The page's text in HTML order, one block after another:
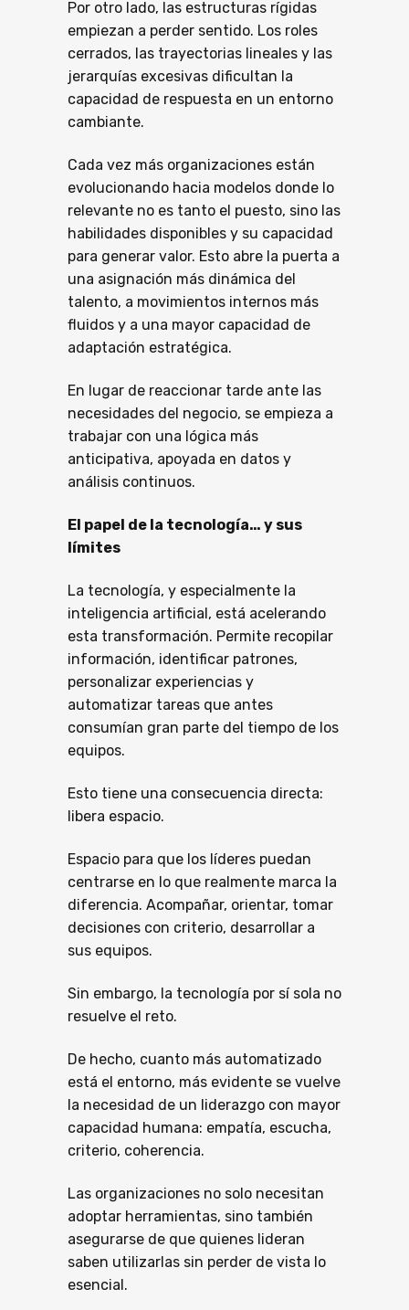
Por otro lado, las estructuras rígidas
empiezan a perder sentido. Los roles
cerrados, las trayectorias lineales y las
jerarquías excesivas dificultan la
capacidad de respuesta en un entorno
cambiante.
Cada vez más organizaciones están
evolucionando hacia modelos donde lo
relevante no es tanto el puesto, sino las
habilidades disponibles y su capacidad
para generar valor. Esto abre la puerta a
una asignación más dinámica del
talento, a movimientos internos más
fluidos y a una mayor capacidad de
adaptación estratégica.
En lugar de reaccionar tarde ante las
necesidades del negocio, se empieza a
trabajar con una lógica más
anticipativa, apoyada en datos y
análisis continuos.
El papel de la tecnología… y sus
límites
La tecnología, y especialmente la
inteligencia artificial, está acelerando
esta transformación. Permite recopilar
información, identificar patrones,
personalizar experiencias y
automatizar tareas que antes
consumían gran parte del tiempo de los
equipos.
Esto tiene una consecuencia directa:
libera espacio.
Espacio para que los líderes puedan
centrarse en lo que realmente marca la
diferencia. Acompañar, orientar, tomar
decisiones con criterio, desarrollar a
sus equipos.
Sin embargo, la tecnología por sí sola no
resuelve el reto.
De hecho, cuanto más automatizado
está el entorno, más evidente se vuelve
la necesidad de un liderazgo con mayor
capacidad humana: empatía, escucha,
criterio, coherencia.
Las organizaciones no solo necesitan
adoptar herramientas, sino también
asegurarse de que quienes lideran
saben utilizarlas sin perder de vista lo
esencial.